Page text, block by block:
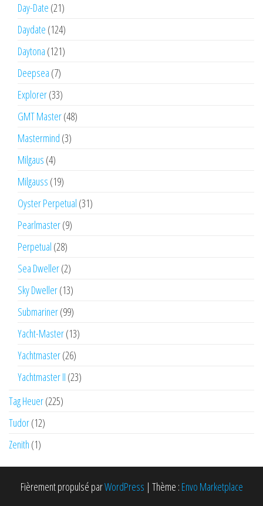
Day-Date (21)
Daydate (124)
Daytona (121)
Deepsea (7)
Explorer(33)
GMT Master(48)
Mastermind (3)
Milgaus (4)
Milgauss (19)
Oyster Perpetual (31)
Pearlmaster(9)
Perpetual (28)
Sea Dweller(2)
Sky Dweller(13)
Submariner(99)
Yacht-Master(13)
Yachtmaster(26)
Yachtmaster II (23)
Tag Heuer(225)
Tudor(12)
Zenith (1)
Fièrement propulsé parWordPress | Thème : Envo Marketplace